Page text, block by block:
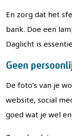
En zorg dat het
bank. Doe een
Daglicht is
Geen
De foto’s van je
website, social
goed wat je wel